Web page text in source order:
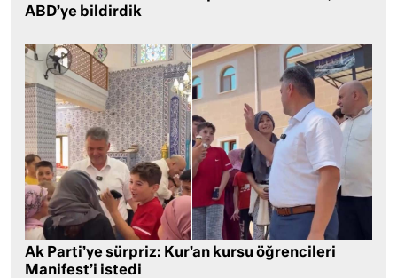
ABD’ye bildirdik
Ak Parti’ye sürpriz: Kur’an kursu öğrencileri
Manifest’i istedi